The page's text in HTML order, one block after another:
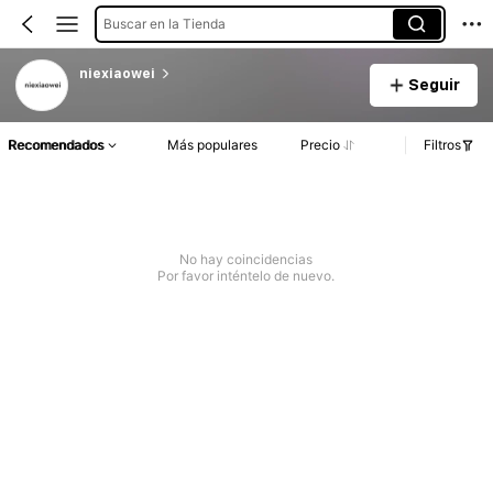
Buscar en la Tienda
niexiaowei
Seguir
Recomendados Más populares Precio Filtros
No hay coincidencias
Por favor inténtelo de nuevo.